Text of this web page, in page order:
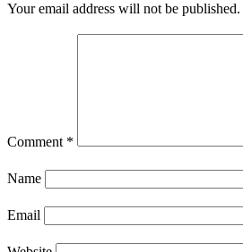
Your email address will not be published.
Comment *
Name
Email